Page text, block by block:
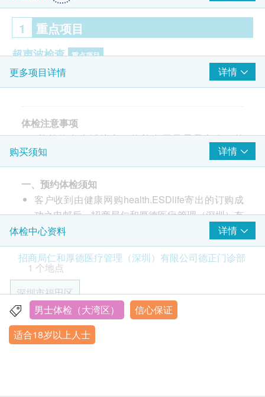
1 重点项目
超声波检查 重点项目
上腹腔超声波:肝
上腹腔超声波:胆
上腹腔超声波:肾
输尿管超声波
B超檢查- 膀胱
前列腺超声波- 只限男士
甲状腺超声波
甲种胎蛋白 (肝癌)
癌胚抗原 (肠癌)
癌抗原 19.9 (胰脏癌)
EB病毒Rta-IgG（鼻咽癌）
胸苷激酶1
黑色素瘤抗原A1抗体
细胞周期蛋白P53抗体
转录因子SOX2抗体
更多项目详情 详情
体检注意事项
1、检前饮食生活注意：体检当天早晨需空腹、禁
水，体检前一天清淡饮食，晚上8点之后勿再进食，
10点后禁水。保证睡眠，避免剧烈运动和情绪激动，
以保证体检结果的准确性。
2、血液检查：如有抽血项目，检查前应禁食8-12小
时；如有晕针晕血，请提前告知医护人员。
3、含辐射项目：X射线检查，请勿穿带有金属饰物或
配件的衣服。半年内准备怀孕的人群请勿做X射线检
查等含辐射项目。
内地与香港身体检查项目名称对照
内地
购买须知 详情
一、预约体检须知
客户收到由健康网购health.ESDlife寄出的订购成
功之电邮后，招商局仁和厚德医疗管理（深圳）有
限公司德正门诊部将于随后1个工作日的办公时间
内，致电客户预约身体检查的时间及地点。客户亦
可至少提前1个工作日联络招商局仁和厚德医疗管
理（深圳）有限公司德正门诊部进行预约（联络电
话：+86 13670018171；微信：+86
13670018171）。
客户至现场后，招商局仁和厚德医疗管理（深圳）
有限公司德正门诊部工作人员会核对客户的姓名、
体检中心资料
详情
招商局仁和厚德医疗管理（深圳）有限公司德正门诊部
1 个地点
深圳市福田区
深圳市福田区金田路4028号荣超经贸中心三楼312单元
营业时间：星期一至星期五 8:00-17:30，星期六8:00-12:00
男士体检（大湾区）
信心保证
适合18岁以上人士